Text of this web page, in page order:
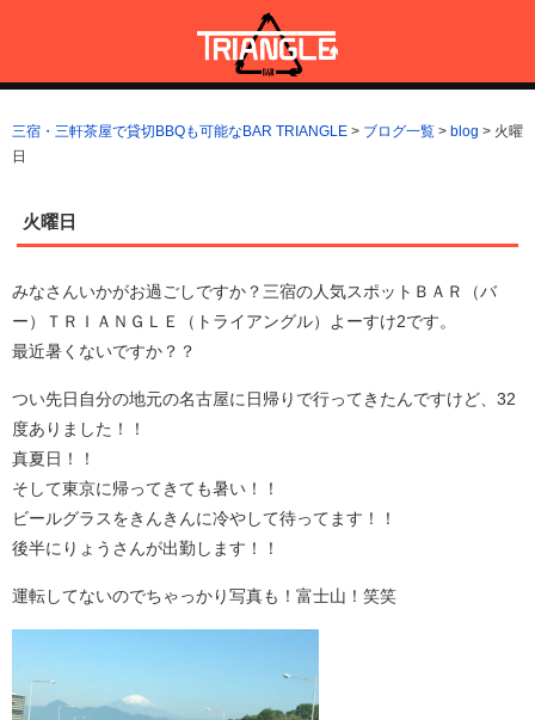
ン
へ
三宿・三軒茶屋で貸切BBQも可能なBAR TRIANGLE
三宿・三軒茶屋A5ランクの貸切BBQも可能なBAR TRIANGLE(バー・
トライアングル)
三宿・三軒茶屋で貸切BBQも可能なBAR TRIANGLE > ブログ一覧 > blog > 火曜
日
火曜日
みなさんいかがお過ごしですか？三宿の人気スポットＢＡＲ（バ
ー）ＴＲＩＡＮＧＬＥ（トライアングル）よーすけ2です。
最近暑くないですか？？
つい先日自分の地元の名古屋に日帰りで行ってきたんですけど、32
度ありました！！
真夏日！！
そして東京に帰ってきても暑い！！
ビールグラスをきんきんに冷やして待ってます！！
後半にりょうさんが出勤します！！
運転してないのでちゃっかり写真も！富士山！笑笑